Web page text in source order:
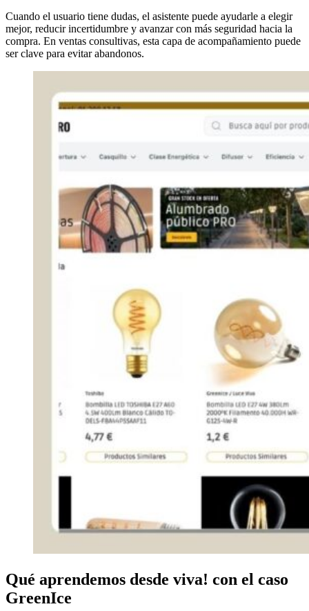
Cuando el usuario tiene dudas, el asistente puede ayudarle a elegir
mejor, reducir incertidumbre y avanzar con más seguridad hacia la
compra. En ventas consultivas, esta capa de acompañamiento puede
ser clave para evitar abandonos.
Qué aprendemos desde viva! con el caso
GreenIce